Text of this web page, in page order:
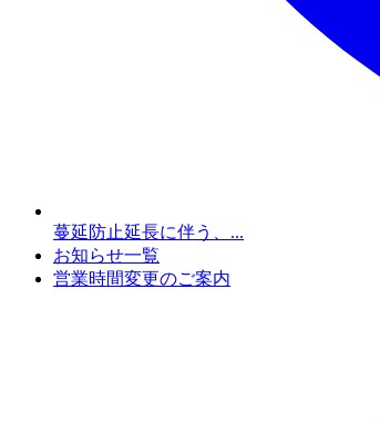
蔓延防止延長に伴う、...
お知らせ一覧
営業時間変更のご案内